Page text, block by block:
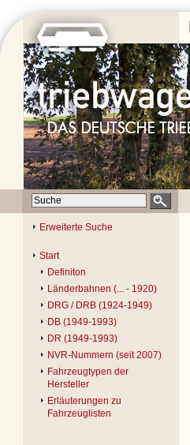
Erweiterte Suche
Start
Definiton
Länderbahnen (... - 1920)
DRG / DRB (1924-1949)
DB (1949-1993)
DR (1949-1993)
NVR-Nummern (seit 2007)
Fahrzeugtypen der
Hersteller
Erläuterungen zu
Fahrzeuglisten